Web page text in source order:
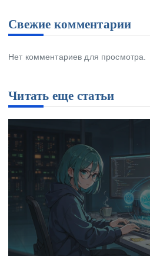
Свежие комментарии
Нет комментариев для просмотра.
Читать еще статьи